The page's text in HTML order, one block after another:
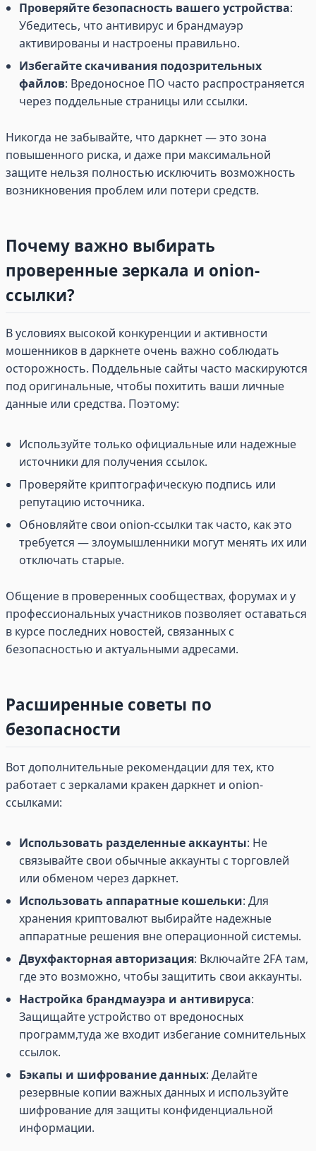
Проверяйте безопасность вашего устройства:
Убедитесь, что антивирус и брандмауэр
активированы и настроены правильно.
Избегайте скачивания подозрительных
файлов: Вредоносное ПО часто распространяется
через поддельные страницы или ссылки.
Никогда не забывайте, что даркнет — это зона
повышенного риска, и даже при максимальной
защите нельзя полностью исключить возможность
возникновения проблем или потери средств.
Почему важно выбирать
проверенные зеркала и onion-
ссылки?
В условиях высокой конкуренции и активности
мошенников в даркнете очень важно соблюдать
осторожность. Поддельные сайты часто маскируются
под оригинальные, чтобы похитить ваши личные
данные или средства. Поэтому:
Используйте только официальные или надежные
источники для получения ссылок.
Проверяйте криптографическую подпись или
репутацию источника.
Обновляйте свои onion-ссылки так часто, как это
требуется — злоумышленники могут менять их или
отключать старые.
Общение в проверенных сообществах, форумах и у
профессиональных участников позволяет оставаться
в курсе последних новостей, связанных с
безопасностью и актуальными адресами.
Расширенные советы по
безопасности
Вот дополнительные рекомендации для тех, кто
работает с зеркалами кракен даркнет и onion-
ссылками:
Использовать разделенные аккаунты: Не
связывайте свои обычные аккаунты с торговлей
или обменом через даркнет.
Использовать аппаратные кошельки: Для
хранения криптовалют выбирайте надежные
аппаратные решения вне операционной системы.
Двухфакторная авторизация: Включайте 2FA там,
где это возможно, чтобы защитить свои аккаунты.
Настройка брандмауэра и антивируса:
Защищайте устройство от вредоносных
программ,туда же входит избегание сомнительных
ссылок.
Бэкапы и шифрование данных: Делайте
резервные копии важных данных и используйте
шифрование для защиты конфиденциальной
информации.